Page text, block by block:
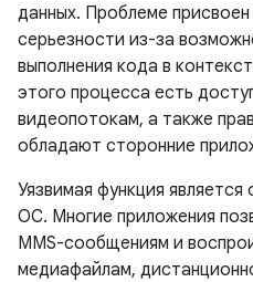
данных. Проблеме
серьезности из-за
выполнения кода в
этого процесса есть
видеопотокам, а также
обладают сторонние
Уязвимая функция
ОС. Многие приложения
MMS-сообщениям и
медиафайлам,